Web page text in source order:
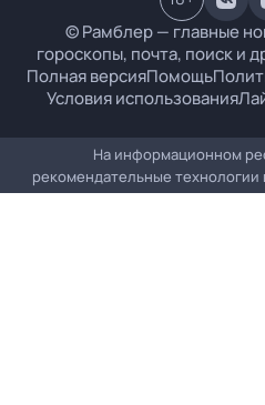
© Рамблер — главные
гороскопы, почта, поиск и
Полная версияПомощь
Условия использования
На информационном
рекомендательные технологии